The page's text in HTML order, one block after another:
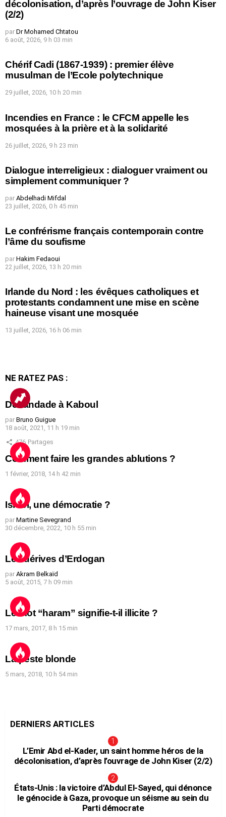
décolonisation, d’après l’ouvrage de John Kiser
(2/2)
par Dr Mohamed Chtatou
6 août, 2026, 9 h 03 min
Chérif Cadi (1867-1939) : premier élève
musulman de l’Ecole polytechnique
29 juillet, 2026, 10 h 20 min
Incendies en France : le CFCM appelle les
mosquées à la prière et à la solidarité
26 juillet, 2026, 9 h 23 min
Dialogue interreligieux : dialoguer vraiment ou
simplement communiquer ?
par Abdelhadi Mifdal
23 juillet, 2026, 0 h 45 min
Le confrérisme français contemporain contre
l’âme du soufisme
par Hakim Fedaoui
22 juillet, 2026, 13 h 20 min
Irlande du Nord : les évêques catholiques et
protestants condamnent une mise en scène
haineuse visant une mosquée
13 juillet, 2026, 16 h 06 min
NE RATEZ PAS :
Débandade à Kaboul
par Bruno Guigue
18 août, 2021, 11 h 19 min
476 Partages
Comment faire les grandes ablutions ?
1 février, 2018, 14 h 42 min
Israël, une démocratie ?
par Martine Sevegrand
30 décembre, 2022, 10 h 55 min
Les dérives d’Erdogan
par Akram Belkaïd
5 août, 2015, 7 h 09 min
Le mot “haram” signifie-t-il illicite ?
17 mars, 2017, 8 h 15 min
La peste blonde
5 mars, 2018, 10 h 54 min
DERNIERS ARTICLES
L’Emir Abd el-Kader, un saint homme héros de la
décolonisation, d’après l’ouvrage de John Kiser (2/2)
États-Unis : la victoire d’Abdul El-Sayed, qui dénonce
le génocide à Gaza, provoque un séisme au sein du
Parti démocrate